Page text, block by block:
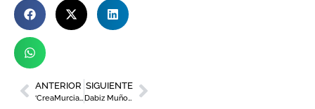
ANTERIOR
‘CreaMurcia 2025’ impulsará un año más la creatividad y el arte emergente
SIGUIENTE
Dabiz Muñoz aparca su foodtruck de pollo frito en Murcia